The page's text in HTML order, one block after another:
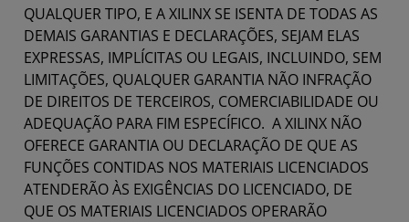
QUALQUER TIPO, E A XILINX SE ISENTA DE TODAS AS
DEMAIS GARANTIAS E DECLARAÇÕES, SEJAM ELAS
EXPRESSAS, IMPLÍCITAS OU LEGAIS, INCLUINDO, SEM
LIMITAÇÕES, QUALQUER GARANTIA NÃO INFRAÇÃO
DE DIREITOS DE TERCEIROS, COMERCIABILIDADE OU
ADEQUAÇÃO PARA FIM ESPECÍFICO. A XILINX NÃO
OFERECE GARANTIA OU DECLARAÇÃO DE QUE AS
FUNÇÕES CONTIDAS NOS MATERIAIS LICENCIADOS
ATENDERÃO ÀS EXIGÊNCIAS DO LICENCIADO, DE
QUE OS MATERIAIS LICENCIADOS OPERARÃO